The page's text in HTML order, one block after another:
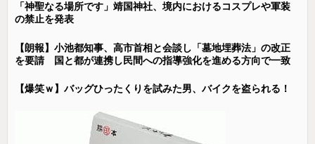
「神聖なる場所です」靖国神社、境内におけるコスプレや軍装
の禁止を発表
【朗報】小池都知事、高市首相と会談し「墓地埋葬法」の改正
を要請 国と都が連携し民間への指導強化を進める方向で一致
【爆笑ｗ】バッグひったくりを試みた男、バイクを盗られる！